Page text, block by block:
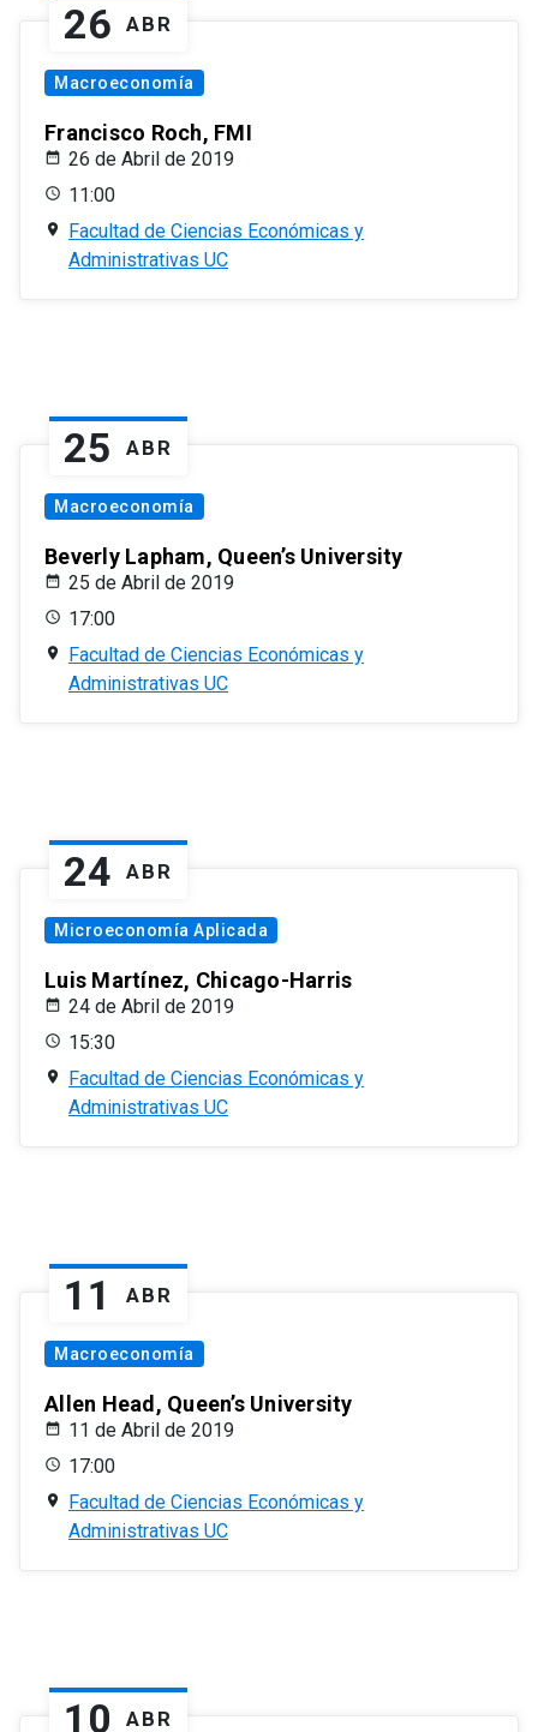
26 ABR
Macroeconomía
Francisco Roch, FMI
26 de Abril de 2019
11:00
Facultad de Ciencias Económicas y
Administrativas UC
25 ABR
Macroeconomía
Beverly Lapham, Queen’s University
25 de Abril de 2019
17:00
Facultad de Ciencias Económicas y
Administrativas UC
24 ABR
Microeconomía Aplicada
Luis Martínez, Chicago-Harris
24 de Abril de 2019
15:30
Facultad de Ciencias Económicas y
Administrativas UC
11 ABR
Macroeconomía
Allen Head, Queen’s University
11 de Abril de 2019
17:00
Facultad de Ciencias Económicas y
Administrativas UC
10 ABR